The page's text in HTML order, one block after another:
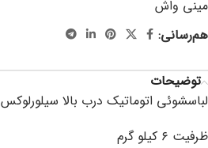
مینی واش
هم‌رسانی:
توضیحات
لباسشوئی اتوماتیک درب بالا سیلورلوکس
ظرفیت ۶ کیلو گرم